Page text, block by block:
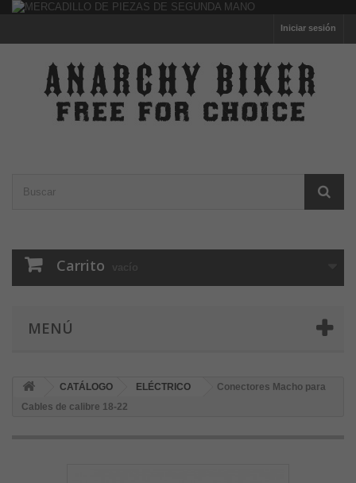
Iniciar sesión
Carrito vacío
MENÚ
CATÁLOGO ELÉCTRICO
Conectores Macho para
Cables de calibre 18-22